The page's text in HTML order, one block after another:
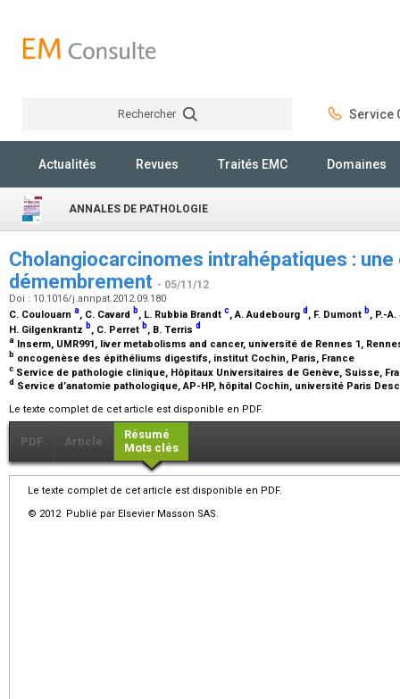
Rechercher Service
Actualités Revues Traités EMC Domaines
ANNALES DE PATHOLOGIE
Cholangiocarcinomes intrahépatiques :
démembrement - 05/11/12
Doi : 10.1016/j.annpat.2012.09.180
C. Coulouarn a, C. Cavard b, L. Rubbia Brandt c, A. Audebourg d , F. Dumont b, P.-
H. Gilgenkrantz b, C. Perret b, B. Terris d
a Inserm, UMR991, liver metabolisms and cancer, université de Rennes 1,
b oncogenèse des épithéliums digestifs, institut Cochin, Paris, France
c Service de pathologie clinique, Hôpitaux Universitaires de Genève, Suisse,
d Service d’anatomie pathologique, AP-HP, hôpital Cochin, université Paris
Le texte complet de cet article est disponible en PDF.
PDF Article
Résumé
Mots clés
Le texte complet de cet article est disponible en PDF.
© 2012 Publié par Elsevier Masson SAS.